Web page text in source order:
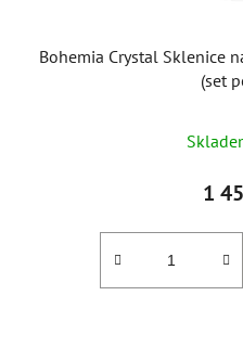
Bohemia Crystal Sklenice
(set
1